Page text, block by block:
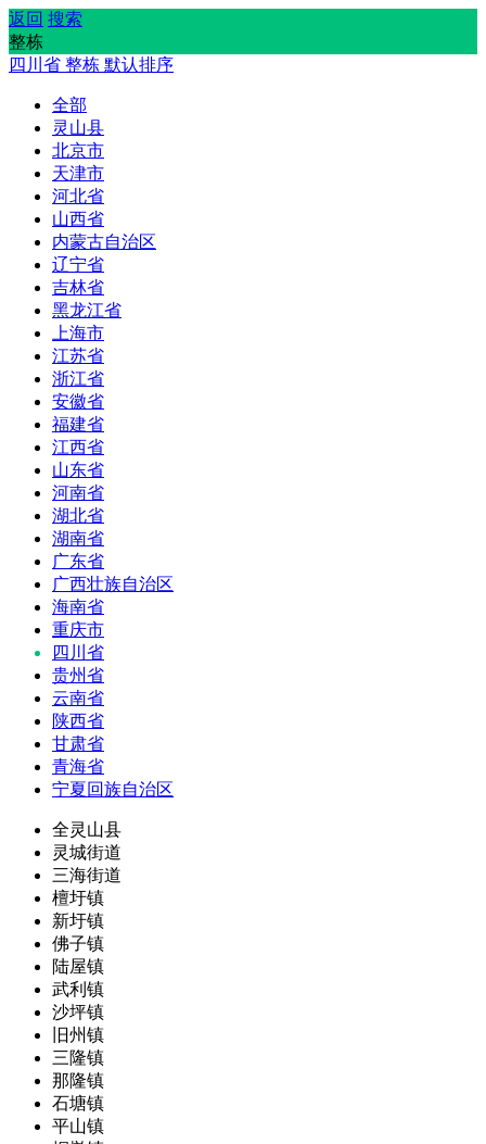
返回 搜索
整栋
四川省 整栋 默认排序
全部
灵山县
北京市
天津市
河北省
山西省
内蒙古自治区
辽宁省
吉林省
黑龙江省
上海市
江苏省
浙江省
安徽省
福建省
江西省
山东省
河南省
湖北省
湖南省
广东省
广西壮族自治区
海南省
重庆市
四川省
贵州省
云南省
陕西省
甘肃省
青海省
宁夏回族自治区
全灵山县
灵城街道
三海街道
檀圩镇
新圩镇
佛子镇
陆屋镇
武利镇
沙坪镇
旧州镇
三隆镇
那隆镇
石塘镇
平山镇